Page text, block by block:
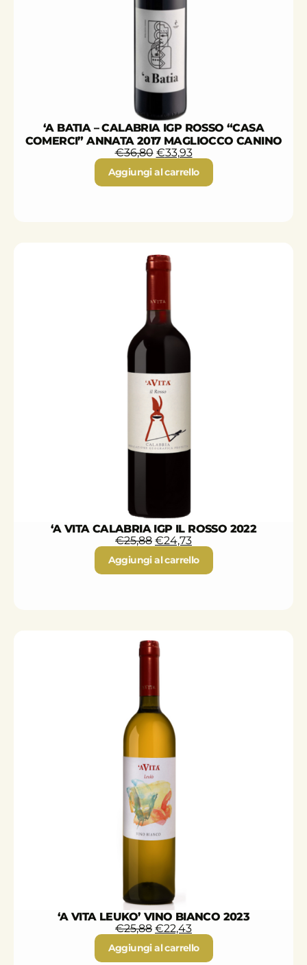
‘A BATIA – CALABRIA IGP ROSSO “CASA
COMERCI” ANNATA 2017 MAGLIOCCO CANINO
€36,80 €33,93
Aggiungi al carrello
‘A VITA CALABRIA IGP IL ROSSO 2022
€25,88 €24,73
Aggiungi al carrello
‘A VITA LEUKO’ VINO BIANCO 2023
€25,88 €22,43
Aggiungi al carrello